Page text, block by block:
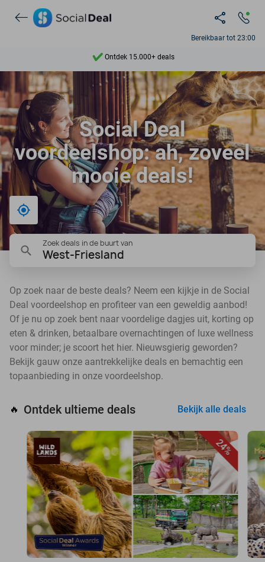
Bereikbaar tot 23:00
7 dagen per week beschikbaar
10+ miljoen leden
9,4
Ontdek 15.000+ deals
Social Deal
voordeelshop: ah, zoveel
mooie deals!
Bij mij in de buurt
Zoek deals in de buurt van
West-Friesland
Op zoek naar de beste deals? Neem een kijkje in de Social
Deal voordeelshop en profiteer van een geweldig aanbod!
Of je nu op zoek bent naar voordelige dagjes uit, korting op
eten & drinken, betaalbare overnachtingen of luxe wellness
voor minder; je scoort het hier. Nieuwsgierig geworden?
Bekijk gauw onze aantrekkelijke deals en bemachtig een
topaanbieding in onze voordeelshop.
🔥 Ontdek ultieme deals Bekijk alle deals
24%